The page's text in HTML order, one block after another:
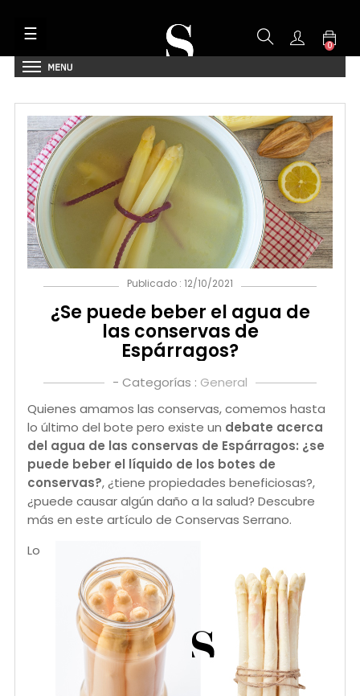
Navegación
palanca
☰
0
Publicado : 12/10/2021
¿Se puede beber el agua de
las conservas de
Espárragos?
- Categorías : General
Quienes amamos las conservas, comemos hasta
lo último del bote pero existe un debate acerca
del agua de las conservas de Espárragos: ¿se
puede beber el líquido de los botes de
conservas?, ¿tiene propiedades beneficiosas?,
¿puede causar algún daño a la salud? Descubre
más en este artículo de Conservas Serrano.
Lo